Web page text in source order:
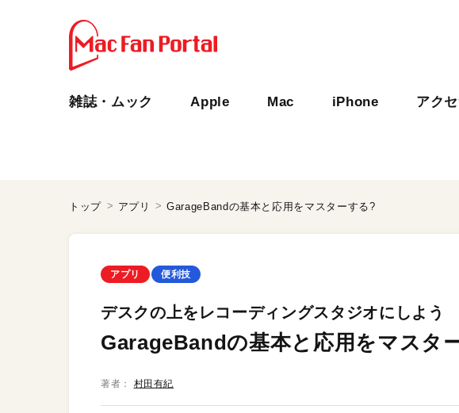
雑誌・ムック Apple Mac iPhone アク
トップ アプリ GarageBandの基本と応用をマスターする?
アプリ 便利技
デスクの上をレコーディングスタジオにしよう
GarageBandの基本と応用をマスタ
著者： 村田有紀